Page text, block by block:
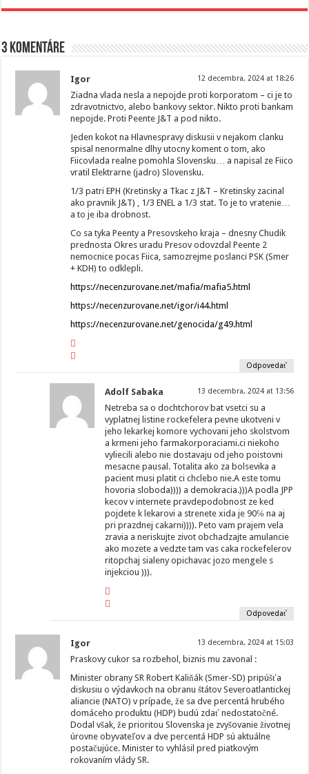
3 komentáre
Igor 12 decembra, 2024 at 18:26
Ziadna vlada nesla a nepojde proti korporatom – ci je to
zdravotnictvo, alebo bankovy sektor. Nikto proti bankam
nepojde. Proti Peente J&T a pod nikto.
Jeden kokot na Hlavnespravy diskusii v nejakom clanku
spisal nenormalne dlhy utocny koment o tom, ako
Fiicovlada realne pomohla Slovensku… a napisal ze Fiico
vratil Elektrarne (jadro) Slovensku.
1/3 patri EPH (Kretinsky a Tkac z J&T – Kretinsky zacinal
ako pravnik J&T) , 1/3 ENEL a 1/3 stat. To je to vratenie…
a to je iba drobnost.
Co sa tyka Peenty a Presovskeho kraja – dnesny Chudik
prednosta Okres uradu Presov odovzdal Peente 2
nemocnice pocas Fiica, samozrejme poslanci PSK (Smer
+ KDH) to odklepli.
https://necenzurovane.net/mafia/mafia5.html
https://necenzurovane.net/igor/i44.html
https://necenzurovane.net/genocida/g49.html
Odpovedať
Adolf Sabaka 13 decembra, 2024 at 13:56
Netreba sa o dochtchorov bat vsetci su a
vyplatnej listine rockefelera pevne ukotveni v
jeho lekarkej komore vychovani jeho skolstvom
a krmeni jeho farmakorporaciami.ci niekoho
vyliecili alebo nie dostavaju od jeho poistovni
mesacne pausal. Totalita ako za bolsevika a
pacient musi platit ci chclebo nie.A este tomu
hovoria sloboda)))) a demokracia.)))A podla JPP
kecov v internete pravdepodobnost ze ked
pojdete k lekarovi a strenete xida je 90℅ na aj
pri prazdnej cakarni)))). Peto vam prajem vela
zravia a neriskujte zivot obchadzajte amulancie
ako mozete a vedzte tam vas caka rockefelerov
ritopchaj sialeny opichavac jozo mengele s
injekciou ))).
Odpovedať
Igor 13 decembra, 2024 at 15:03
Praskovy cukor sa rozbehol, biznis mu zavonal :
Minister obrany SR Robert Kaliňák (Smer-SD) pripúšťa
diskusiu o výdavkoch na obranu štátov Severoatlantickej
aliancie (NATO) v prípade, že sa dve percentá hrubého
domáceho produktu (HDP) budú zdať nedostatočné.
Dodal však, že prioritou Slovenska je zvyšovanie životnej
úrovne obyvateľov a dve percentá HDP sú aktuálne
postačujúce. Minister to vyhlásil pred piatkovým
rokovaním vlády SR.